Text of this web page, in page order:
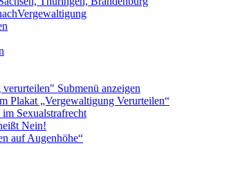
verurteilen" Submenü anzeigen
Plakat „Vergewaltigung Verurteilen“
Sexualstrafrecht
Nein!
auf Augenhöhe“